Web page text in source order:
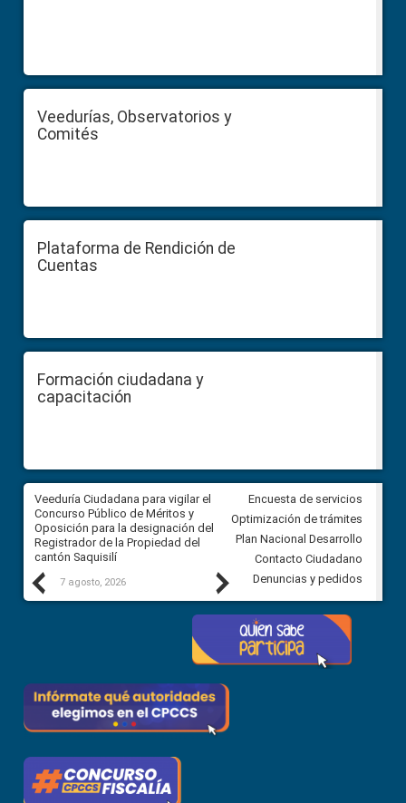
Veedurías, Observatorios y
Comités
Plataforma de Rendición de
Cuentas
Formación ciudadana y
capacitación
Previous
Veeduría Ciudadana para vigilar el
Concurso Público de Méritos y
Oposición para la designación del
Registrador de la Propiedad del
cantón Saquisilí
7 agosto, 2026
Veeduría Ciudadana para
construcción del asfaltado de
diferentes barrios del sector
Ballenita del cantón Santa
7 agosto, 2026
Next
Encuesta de servicios
Optimización de trámites
Plan Nacional Desarrollo
Contacto Ciudadano
Denuncias y pedidos